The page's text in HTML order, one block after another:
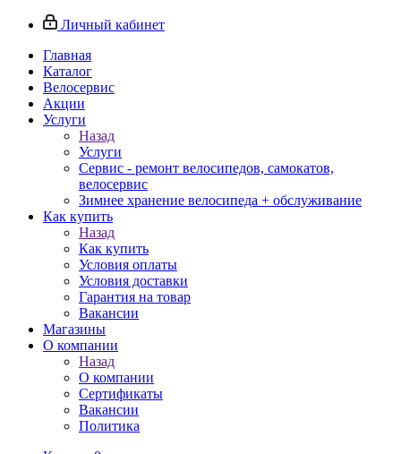
Личный кабинет
Главная
Каталог
Велосервис
Акции
Услуги
Назад
Услуги
Сервис - ремонт велосипедов, самокатов,
велосервис
Зимнее хранение велосипеда + обслуживание
Как купить
Назад
Как купить
Условия оплаты
Условия доставки
Гарантия на товар
Вакансии
Магазины
О компании
Назад
О компании
Сертификаты
Вакансии
Политика